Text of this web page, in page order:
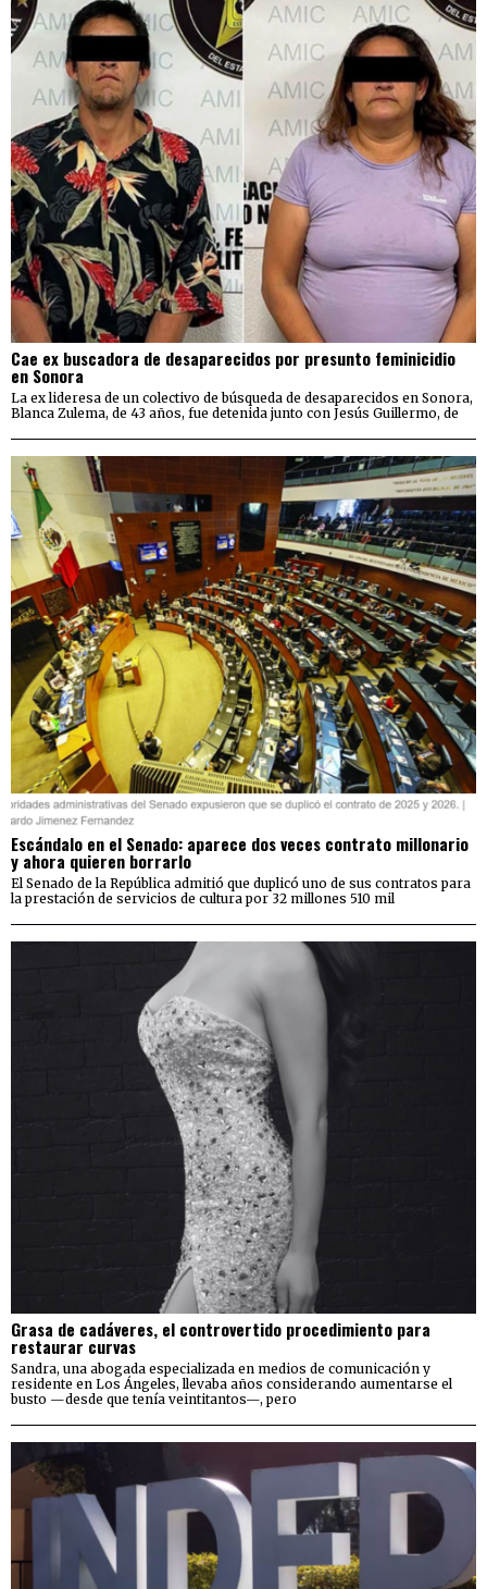
Cae ex buscadora de desaparecidos por presunto feminicidio
en Sonora
La ex lideresa de un colectivo de búsqueda de desaparecidos en Sonora,
Blanca Zulema, de 43 años, fue detenida junto con Jesús Guillermo, de
Escándalo en el Senado: aparece dos veces contrato millonario
y ahora quieren borrarlo
El Senado de la República admitió que duplicó uno de sus contratos para
la prestación de servicios de cultura por 32 millones 510 mil
Grasa de cadáveres, el controvertido procedimiento para
restaurar curvas
Sandra, una abogada especializada en medios de comunicación y
residente en Los Ángeles, llevaba años considerando aumentarse el
busto —desde que tenía veintitantos—, pero